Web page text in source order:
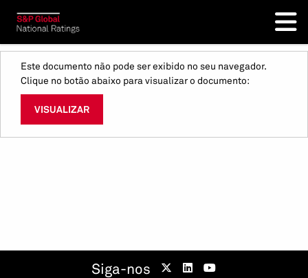
Este documento não pode ser exibido no seu navegador.
Clique no botão abaixo para visualizar o documento:
VISUALIZAR
Siga-nos